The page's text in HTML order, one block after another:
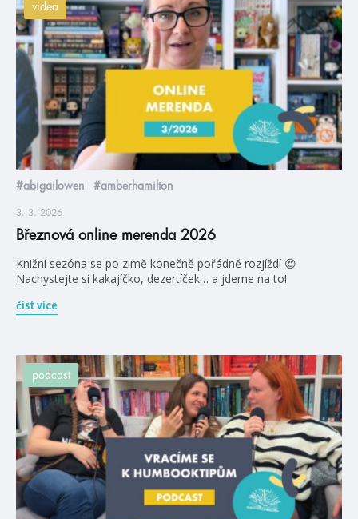
videa
#abigailowen #amberhamilton
3. 3. 2026
Březnová online merenda 2026
Knižní sezóna se po zimě konečně pořádně rozjíždí 😍
Nachystejte si kakajíčko, dezertíček… a jdeme na to!
číst více
podcast